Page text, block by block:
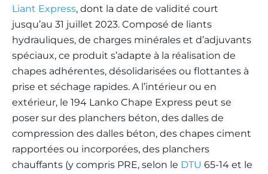
Liant Express, dont la date de validité court
jusqu’au 31 juillet 2023. Composé de liants
hydrauliques, de charges minérales et d’adjuvants
spéciaux, ce produit s’adapte à la réalisation de
chapes adhérentes, désolidarisées ou flottantes à
prise et séchage rapides. A l’intérieur ou en
extérieur, le 194 Lanko Chape Express peut se
poser sur des planchers béton, des dalles de
compression des dalles béton, des chapes ciment
rapportées ou incorporées, des planchers
chauffants (y compris PRE, selon le DTU 65-14 et le